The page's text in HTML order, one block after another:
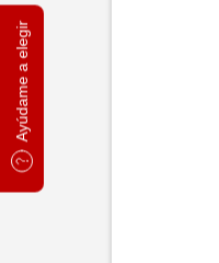
Ayúdame a elegir